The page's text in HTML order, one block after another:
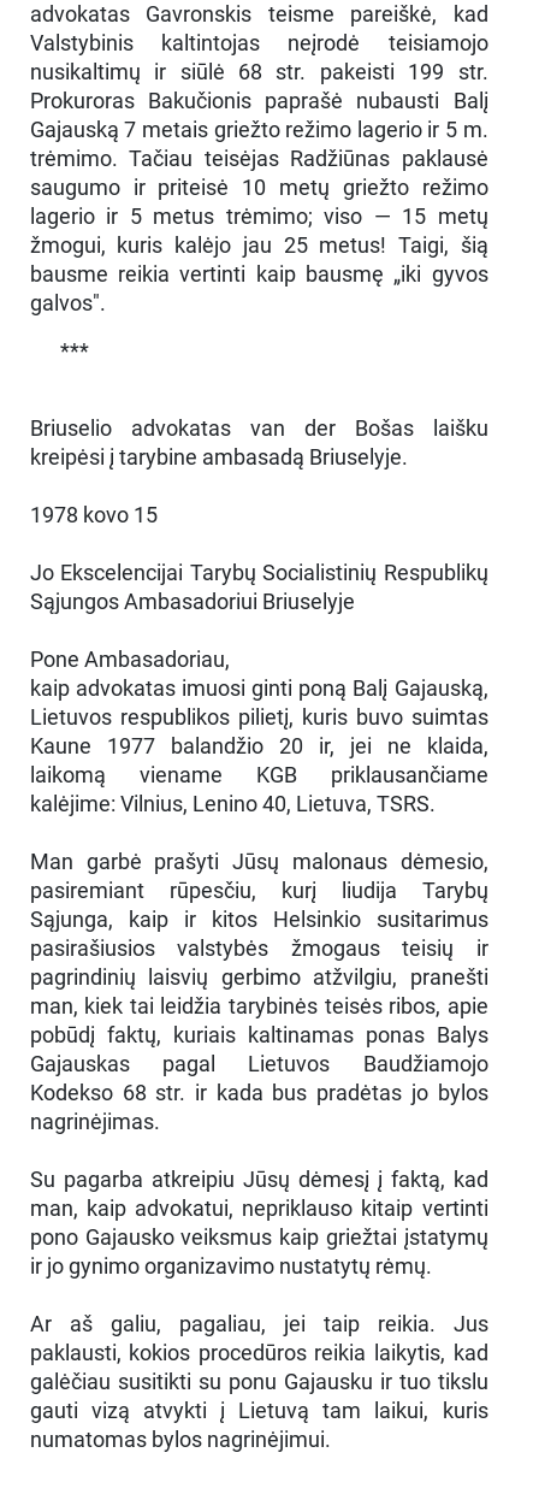
advokatas Gavronskis teisme pareiškė, kad
Valstybinis kaltintojas neįrodė teisiamojo
nusikaltimų ir siūlė 68 str. pakeisti 199 str.
Prokuroras Bakučionis paprašė nubausti Balį
Gajauską 7 metais griežto režimo lagerio ir 5 m.
trėmimo. Tačiau teisėjas Radžiūnas paklausė
saugumo ir priteisė 10 metų griežto režimo
lagerio ir 5 metus trėmimo; viso — 15 metų
žmogui, kuris kalėjo jau 25 metus! Taigi, šią
bausme reikia vertinti kaip bausmę „iki gyvos
galvos".
***
Briuselio advokatas van der Bošas laišku
kreipėsi į tarybine ambasadą Briuselyje.
1978 kovo 15
Jo Ekscelencijai Tarybų Socialistinių Respublikų
Sąjungos Ambasadoriui Briuselyje
Pone Ambasadoriau,
kaip advokatas imuosi ginti poną Balį Gajauską,
Lietuvos respublikos pilietį, kuris buvo suimtas
Kaune 1977 balandžio 20 ir, jei ne klaida,
laikomą viename KGB priklausančiame
kalėjime: Vilnius, Lenino 40, Lietuva, TSRS.
Man garbė prašyti Jūsų malonaus dėmesio,
pasiremiant rūpesčiu, kurį liudija Tarybų
Sąjunga, kaip ir kitos Helsinkio susitarimus
pasirašiusios valstybės žmogaus teisių ir
pagrindinių laisvių gerbimo atžvilgiu, pranešti
man, kiek tai leidžia tarybinės teisės ribos, apie
pobūdį faktų, kuriais kaltinamas ponas Balys
Gajauskas pagal Lietuvos Baudžiamojo
Kodekso 68 str. ir kada bus pradėtas jo bylos
nagrinėjimas.
Su pagarba atkreipiu Jūsų dėmesį į faktą, kad
man, kaip advokatui, nepriklauso kitaip vertinti
pono Gajausko veiksmus kaip griežtai įstatymų
ir jo gynimo organizavimo nustatytų rėmų.
Ar aš galiu, pagaliau, jei taip reikia. Jus
paklausti, kokios procedūros reikia laikytis, kad
galėčiau susitikti su ponu Gajausku ir tuo tikslu
gauti vizą atvykti į Lietuvą tam laikui, kuris
numatomas bylos nagrinėjimui.